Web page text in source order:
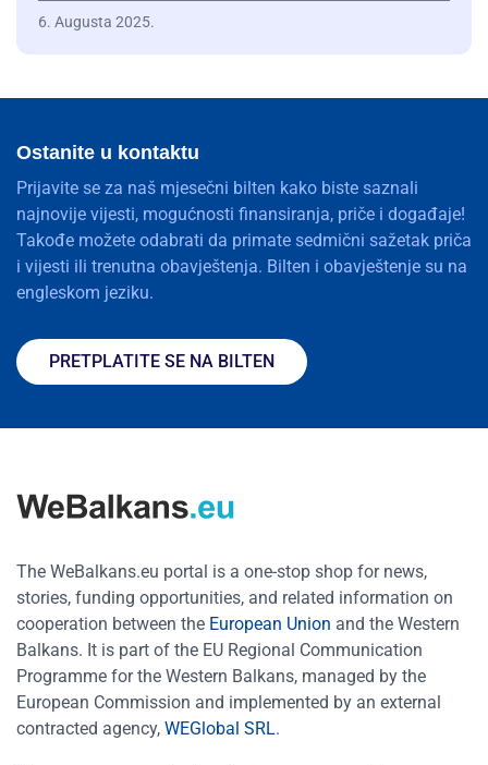
6. Augusta 2025.
Ostanite u kontaktu
Prijavite se za naš mjesečni bilten kako biste saznali
najnovije vijesti, mogućnosti finansiranja, priče i događaje!
Takođe možete odabrati da primate sedmični sažetak priča
i vijesti ili trenutna obavještenja. Bilten i obavještenje su na
engleskom jeziku.
PRETPLATITE SE NA BILTEN
The WeBalkans.eu portal is a one-stop shop for news,
stories, funding opportunities, and related information on
cooperation between the European Union and the Western
Balkans. It is part of the EU Regional Communication
Programme for the Western Balkans, managed by the
European Commission and implemented by an external
contracted agency, WEGlobal SRL.